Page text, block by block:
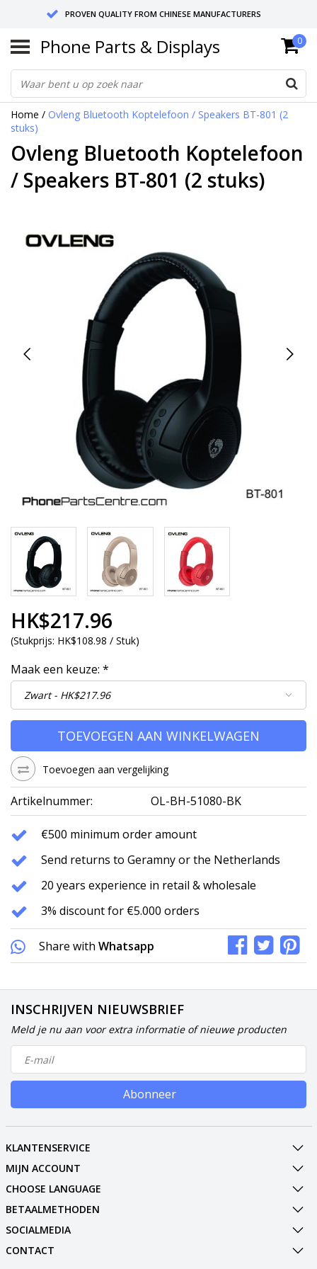
PROVEN QUALITY FROM CHINESE MANUFACTURERS
SEND RETURNS TO GERMANY OR NETHERLANDS
10 DAY SHIPPING
Phone Parts & Displays 0
Home / Ovleng Bluetooth Koptelefoon / Speakers BT-801 (2
stuks)
Ovleng Bluetooth Koptelefoon
/ Speakers BT-801 (2 stuks)
HK$217.96
(Stukprijs: HK$108.98 / Stuk)
Maak een keuze: *
TOEVOEGEN AAN WINKELWAGEN
Toevoegen aan vergelijking
Artikelnummer: OL-BH-51080-BK
€500 minimum order amount
Send returns to Geramny or the Netherlands
20 years experience in retail & wholesale
3% discount for €5.000 orders
Share with Whatsapp
INSCHRIJVEN NIEUWSBRIEF
Meld je nu aan voor extra informatie of nieuwe producten
Abonneer
KLANTENSERVICE
MIJN ACCOUNT
CHOOSE LANGUAGE
BETAALMETHODEN
SOCIALMEDIA
CONTACT